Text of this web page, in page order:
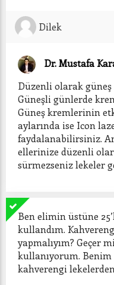
Dilek
Dr. Mustafa
Düzenli olarak
Güneşli günlerde
Güneş kremlerinin
aylarında ise Icon
faydalanabilirsiniz.
ellerinize düzenli
sürmezseniz lekeler
Ben elimin üstüne
kullandım.
yapmalıyım? Geçer
kullanıyorum. Benim
kahverengi